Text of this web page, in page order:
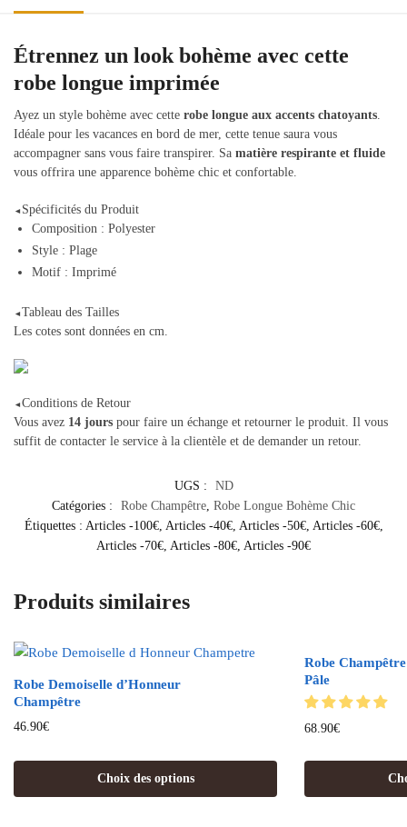
Étrennez un look bohème avec cette
robe longue imprimée
Ayez un style bohème avec cette robe longue aux accents chatoyants.
Idéale pour les vacances en bord de mer, cette tenue saura vous
accompagner sans vous faire transpirer. Sa matière respirante et fluide
vous offrira une apparence bohème chic et confortable.
◄ Spécificités du Produit
Composition : Polyester
Style : Plage
Motif : Imprimé
◄Tableau des Tailles
Les cotes sont données en cm.
◄Conditions de Retour
Vous avez 14 jours pour faire un échange et retourner le produit. Il vous
suffit de contacter le service à la clientèle et de demander un retour.
UGS :
ND
Catégories :
Robe Champêtre Robe Longue Bohème Chic
Étiquettes : Articles -100€, Articles -40€, Articles -50€, Articles -60€,
Articles -70€ Articles -80€ Articles -90€
Produits similaires
Robe Demoiselle d’Honneur
Champêtre
46.90€
Choix des options
Robe
Pâle
68.90€